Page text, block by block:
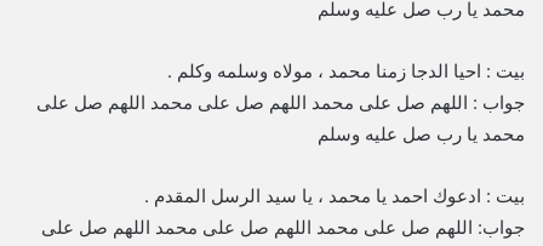
محمد يا رب صل عليه وسلم
بيت : احيا الدجا زمنا محمد ، مولاه وسلمه وكلم .
جواب : اللهم صل على محمد اللهم صل على محمد اللهم صل على
محمد يا رب صل عليه وسلم
بيت : ادعوك احمد يا محمد ، يا سيد الرسل المقدم .
جواب: اللهم صل على محمد اللهم صل على محمد اللهم صل على